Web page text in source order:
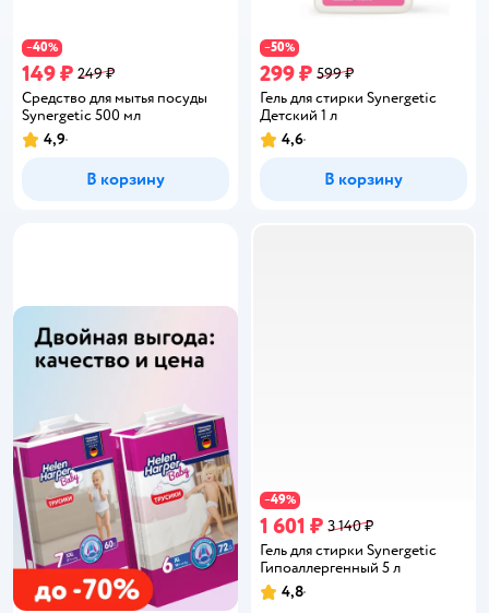
−40%
149 ₽ 249 ₽
Средство для мытья посуды
Synergetic 500 мл
Рейтинг:
4,9
В корзину
−50%
299 ₽ 599 ₽
Гель для стирки Synergetic
Детский 1 л
Рейтинг:
4,6
В корзину
−49%
1 601 ₽ 3 140 ₽
Гель для стирки Synergetic
Гипоаллергенный 5 л
Рейтинг:
4,8